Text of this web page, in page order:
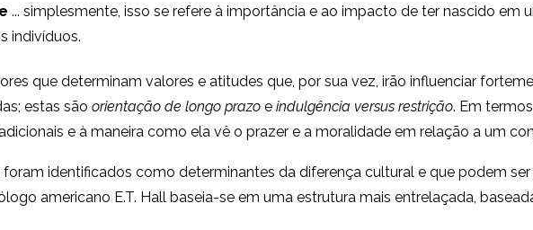
... simplesmente, isso se refere à importância e ao impacto de ter nascido em
indivíduos.
que determinam valores e atitudes que, por sua vez, irão influenciar
estas são orientação de longo prazo e indulgência versus restrição. Em
e à maneira como ela vê o prazer e a moralidade em relação a um
identificados como determinantes da diferença cultural e que podem
americano E.T. Hall baseia-se em uma estrutura mais entrelaçada,